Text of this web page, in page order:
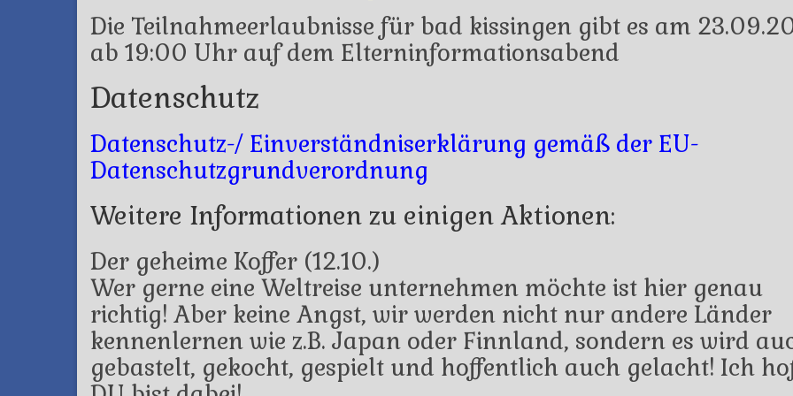
Die Teilnahmeerlaubnisse für bad kissingen gibt es am
ab 19:00 Uhr auf dem Elterninformationsabend
Datenschutz
Datenschutz-/ Einverständniserklärung gemäß der EU-
Datenschutzgrundverordnung
Weitere Informationen zu einigen Aktionen:
Der geheime Koffer (12.10.)
Wer gerne eine Weltreise unternehmen möchte ist hier genau
richtig! Aber keine Angst, wir werden nicht nur andere Länder
kennenlernen wie z.B. Japan oder Finnland, sondern es wird
gebastelt, gekocht, gespielt und hoffentlich auch gelacht! Ich